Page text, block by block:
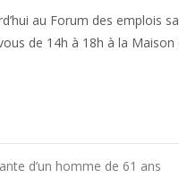
au Forum des emplois
de 14h à 18h à la
d’un homme de 61 ans